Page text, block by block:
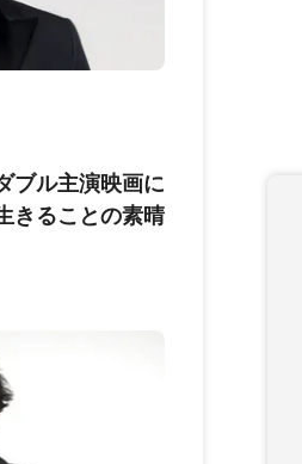
ブル主演映画に
きることの素晴